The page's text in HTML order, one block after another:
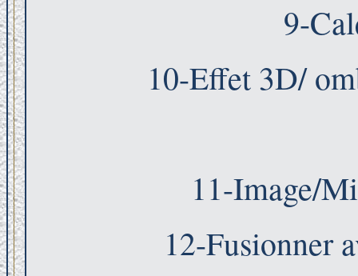
9-
10-Effet 3D/
11-Image/
12-Fusionner